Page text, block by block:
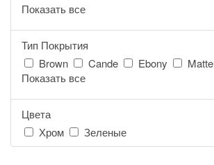
Показать все
Тип Покрытия
Brown
Cande Ebony Matte
Показать все
Цвета
Хром
Зеленые